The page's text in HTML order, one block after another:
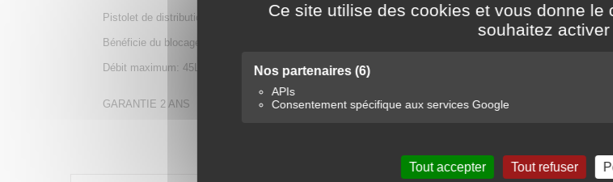
Ce site utilise des cookies et vous donne le
souhaitez activer
Nos partenaires (6)
APIs
Consentement spécifique aux services Google
Tout accepter Tout refuser
Pistolet de distribution de liquide AdBlue avec raccord cannelé 19mm.
Bénéficie du blocage de la poignée.
Débit maximum: 45L/min
GARANTIE 2 ANS